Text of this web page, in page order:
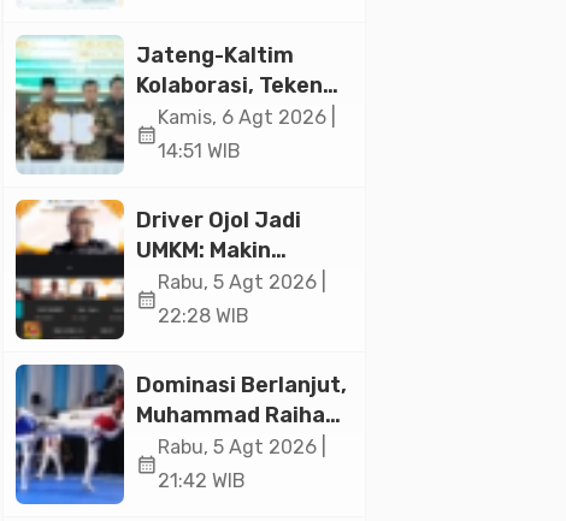
Jakarta
Jateng-Kaltim
Kolaborasi, Teken
19 Kerja Sama
Ekonomi Senilai Rp
calendar_month
Kamis, 6 Agt 2026 |
14:51 WIB
Driver Ojol Jadi
UMKM: Makin
Sejahtera atau
Merana? Ini
Paramadina
calendar_month
Rabu, 5 Agt 2026 |
22:28 WIB
Dominasi Berlanjut,
Muhammad Raihan
Fadila Sabet Emas
Kyorugi di Asian
calendar_month
Rabu, 5 Agt 2026 |
21:42 WIB